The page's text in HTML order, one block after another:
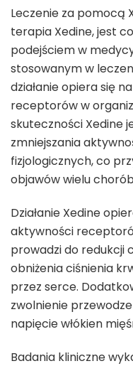
Leczenie za pomocą
terapia Xedine, jest
podejściem w
stosowanym w
działanie opiera się
receptorów w
skuteczności Xedine
zmniejszania
fizjologicznych, co
objawów wielu
Działanie Xedine
aktywności
prowadzi do redukcji
obniżenia ciśnienia
przez serce.
zwolnienie
napięcie włókien
Badania kliniczne